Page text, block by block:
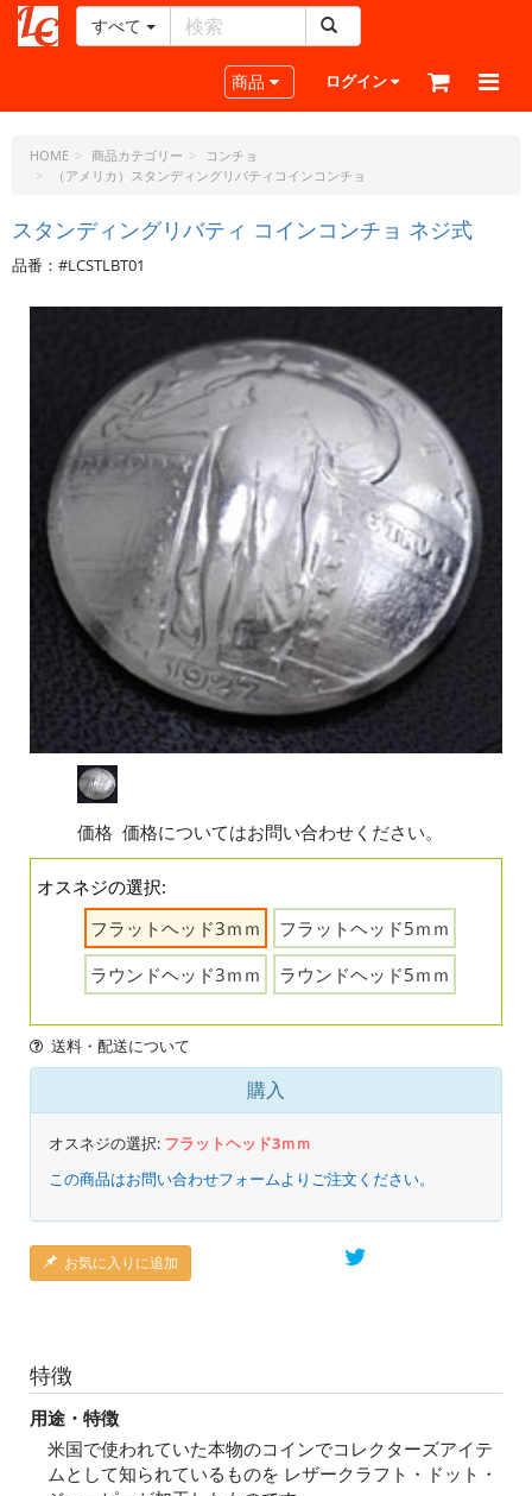
ー
ラ
フ
ド
ッ
ト・
ジ
すべて
Toggle navigation
商品 ログイン
HOME 商品カテゴリー
コンチョ
（アメリカ）スタンディングリバティコインコンチョ
スタンディングリバティ コインコンチョ ネジ式
品番：#LCSTLBT01
価格 価格についてはお問い合わせください。
オスネジの選択:
フラットヘッド3ｍｍ
フラットヘッド5ｍｍ
ラウンドヘッド3ｍｍ
ラウンドヘッド5ｍｍ
送料・配送について
購入
オスネジの選択: フラットヘッド3ｍｍ
この商品はお問い合わせフォームよりご注文ください。
お気に入りに追加
特徴
用途・特徴
米国で使われていた本物のコインでコレクターズアイテ
ムとして知られているものを レザークラフト・ドット・